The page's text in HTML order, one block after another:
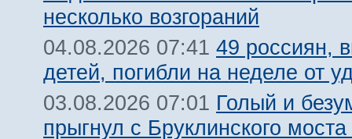
несколько возгораний
04.08.2026 07:41 49 россиян,
детей, погибли на неделе от
03.08.2026 07:01 Голый и
прыгнул с Бруклинского